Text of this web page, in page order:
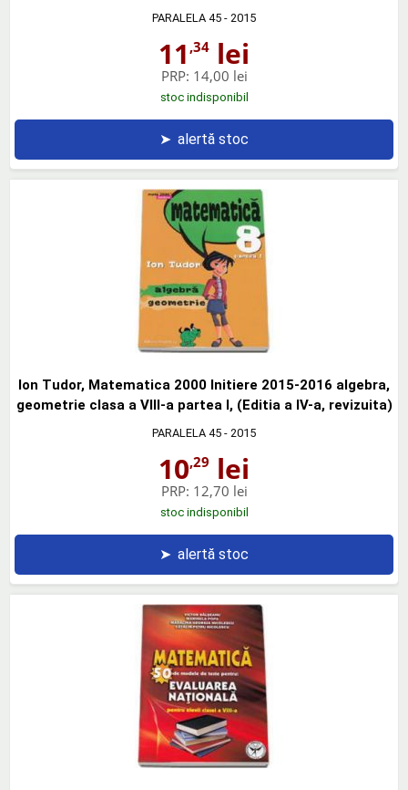
PARALELA 45 - 2015
11 ,34 lei
PRP: 14,00 lei
stoc indisponibil
➤ alertă stoc
Ion Tudor, Matematica 2000 Initiere 2015-2016 algebra,
geometrie clasa a VIII-a partea I, (Editia a IV-a, revizuita)
PARALELA 45 - 2015
10,29 lei
PRP: 12,70 lei
stoc indisponibil
➤ alertă stoc